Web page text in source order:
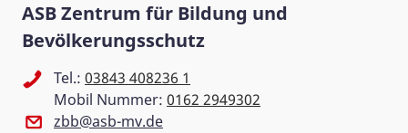
ASB Zentrum für Bildung und
Bevölkerungsschutz
Tel.: 03843 408236 1
Mobil Nummer: 0162 2949302
zbb@asb-mv.de